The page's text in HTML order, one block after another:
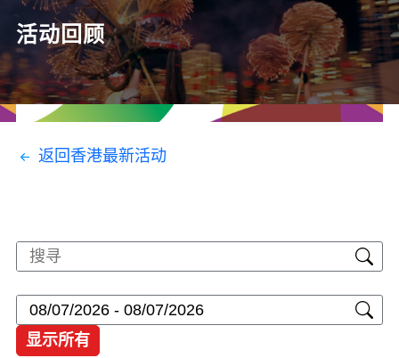
活动回顾
返回香港最新活动
显示所有